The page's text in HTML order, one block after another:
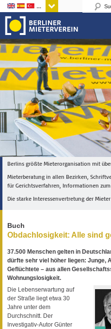
Sprachen
Berlins größte Mieterorganisation mit
Mieterberatung in allen Bezirken,
für Gerichtsverfahren, Informationen
Die starke Interessenvertretung der Mieter
Buch
Obdachlosigkeit: Alle sind
37.500 Menschen gelten in
dürfte sehr viel höher liegen: Junge,
Geflüchtete – aus allen
Wohnungslosigkeit.
Die Lebenserwartung auf
der Straße liegt etwa 30
Jahre unter dem
Durchschnitt. Der
Investigativ-Autor Günter